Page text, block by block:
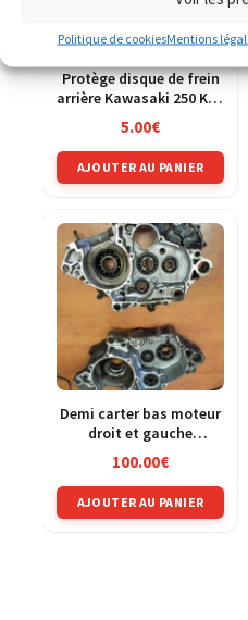
Politique de cookiesMentions
Protège disque de frein
arrière Kawasaki 250 KXF
04-05
5.00€
AJOUTER AU PANIER
Demi carter bas moteur
droit et gauche
Kawasaki 125 KMX 86-02
100.00€
AJOUTER AU PANIER